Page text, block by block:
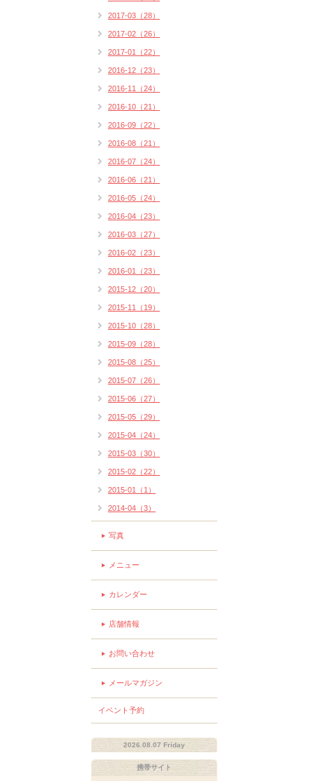
2017-03（28）
2017-02（26）
2017-01（22）
2016-12（23）
2016-11（24）
2016-10（21）
2016-09（22）
2016-08（21）
2016-07（24）
2016-06（21）
2016-05（24）
2016-04（23）
2016-03（27）
2016-02（23）
2016-01（23）
2015-12（20）
2015-11（19）
2015-10（28）
2015-09（28）
2015-08（25）
2015-07（26）
2015-06（27）
2015-05（29）
2015-04（24）
2015-03（30）
2015-02（22）
2015-01（1）
2014-04（3）
写真
メニュー
カレンダー
店舗情報
お問い合わせ
メールマガジン
イベント予約
2026.08.07 Friday
携帯サイト